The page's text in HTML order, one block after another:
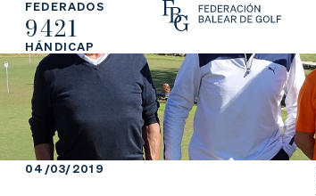
FEDERADOS
9421
HÁNDICAP
La
Fe
de
ra
Fe
de
ra
rs
Ju
ga
r
04/03/2019